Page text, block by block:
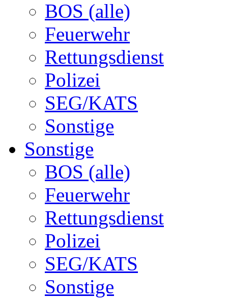
BOS (alle)
Feuerwehr
Rettungsdienst
Polizei
SEG/KATS
Sonstige
Sonstige
BOS (alle)
Feuerwehr
Rettungsdienst
Polizei
SEG/KATS
Sonstige